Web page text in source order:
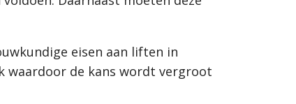
eisen aan liften in
waardoor de kans wordt vergroot